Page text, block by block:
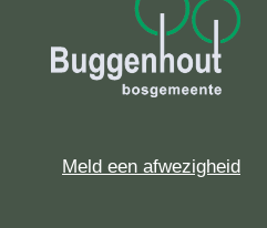
Meld een afwezigheid